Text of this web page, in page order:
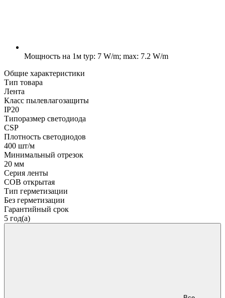
Мощность на 1м typ: 7 W/m; max: 7.2 W/m
Общие характеристики
Тип товара
Лента
Класс пылевлагозащиты
IP20
Типоразмер светодиода
CSP
Плотность светодиодов
400 шт/м
Минимальный отрезок
20 мм
Серия ленты
COB открытая
Тип герметизации
Без герметизации
Гарантийный срок
5 год(а)